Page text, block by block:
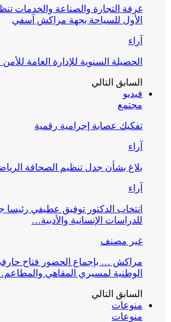
غرفة التجارة والصناعة والخدمات
الأول للسياحة بجهة مراكش آسفي
آراء
الحصيلة السنوية للإدارة العامة للأمن
السابق التالي
فيديو
مجتمع
تفكيك عصابة إجرامية رقمية
آراء
بلاغ بشأن جدل تنظيم الصحافة
آراء
انتخاب الدكتور توفيق عطيفي رئيسا
للدراسات الإنسانية والأدبية…
غير مصنف
مراكش … بإجماع الحضور فتاح
الوطنية لمسيري المقاهي
السابق التالي
منوعات
منوعات